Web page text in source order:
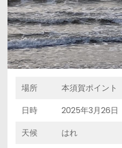
場所
本須賀ポイント
日時
2025年3月26日
天候
はれ